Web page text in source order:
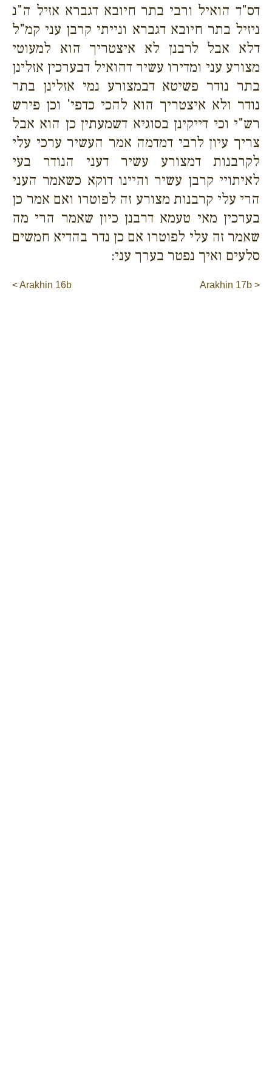
דס"ד הואיל ורבי בתר חיובא דגברא אזיל ה"נ
ניזיל בתר חיובא דגברא ונייתי קרבן עני קמ"ל
דלא אבל לרבנן לא איצטריך הוא למעוטי
מצורע עני ומדירו עשיר דהואיל דבערכין אזלינן
בתר נודר פשיטא דבמצורע נמי אזלינן בתר
נודר ולא איצטריך הוא להכי כדפי' וכן פירש
רש"י וכי דייקינן בסוגיא דשמעתין כן הוא אבל
צריך עיון לרבי דמדמה אמר העשיר ערכי עלי
לקרבנות דמצורע עשיר דעני הנודר בעי
לאיתויי קרבן עשיר והיינו דוקא כשאמר העני
הרי עלי קרבנות מצורע זה לפוטרו ואם אמר כן
בערכין מאי טעמא דרבנן כיון שאמר הרי מה
שאמר זה עלי לפוטרו אם כן נדר בהדיא חמשים
סלעים ואיך נפטר בערך עני:
< Arakhin 16b Arakhin 17b >